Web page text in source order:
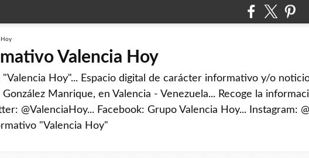
Valencia Hoy
Hoy"... Espacio digital de carácter informativo y/o
Manrique, en Valencia - Venezuela... Recoge la
@ValenciaHoy... Facebook: Grupo Valencia Hoy... Instagram:
"Valencia Hoy"